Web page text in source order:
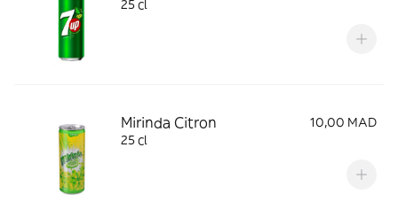
25 cl
Mirinda Citron
10,00 MAD
25 cl